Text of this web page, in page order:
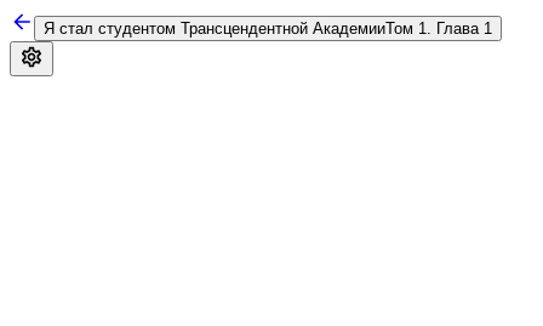
Я стал студентом Трансцендентной АкадемииТом 1. Глава 1